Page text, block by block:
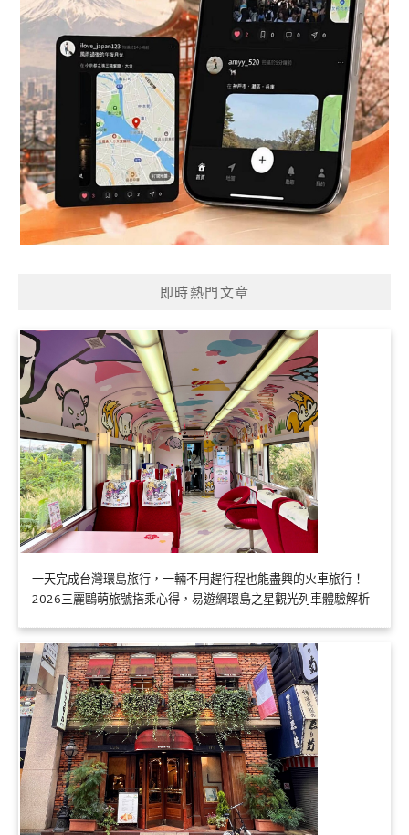
即時熱門文章
一天完成台灣環島旅行，一輛不用趕行程也能盡興的火車旅行！
2026三麗鷗萌旅號搭乘心得，易遊網環島之星觀光列車體驗解析